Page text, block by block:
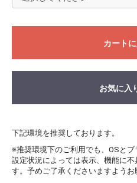
カート
お気に入
下記環境を推奨しております。
※推奨環境下のご利用でも、OSと
設定状況によっては表示、機能に
す。予めご了承くださいますようお